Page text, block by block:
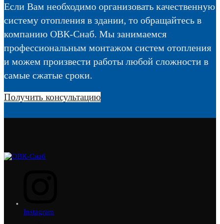
Если Вам необходимо организовать качественную
систему отопления в здании, то обращайтесь в
компанию ОВК-Снаб. Мы занимаемся
профессиональным монтажом систем отопления
и можем произвести работы любой сложности в
самые сжатые сроки.
Получить консультацию
Instagram